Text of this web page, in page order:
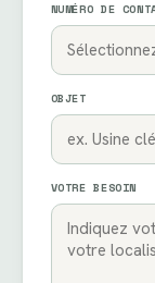
NUMÉRO DE
OBJET
VOTRE BESOIN